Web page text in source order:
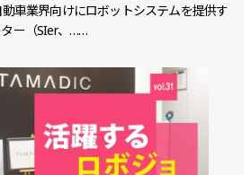
車業界向けにロボットシステムを提供す
ー（SIer、……